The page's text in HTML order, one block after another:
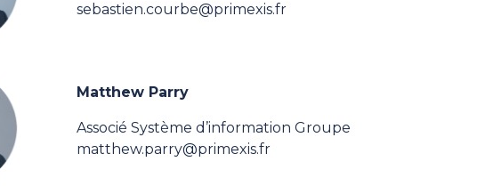
sebastien.courbe@primexis.fr
Matthew Parry
Associé Système d’information Groupe
matthew.parry@primexis.fr